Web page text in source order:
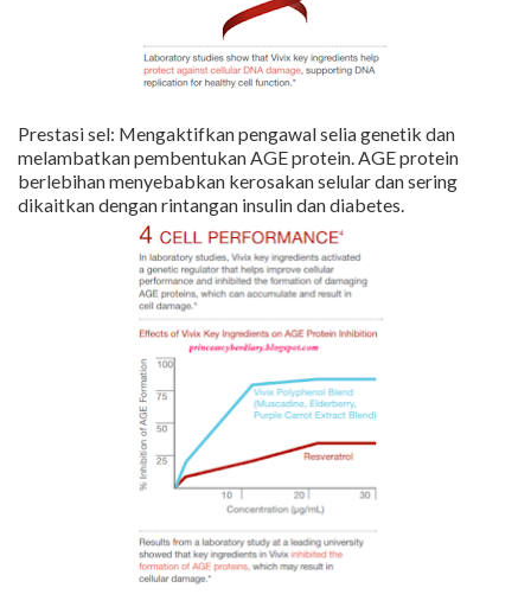
Prestasi sel: Mengaktifkan pengawal selia genetik dan
melambatkan pembentukan AGE protein. AGE protein
berlebihan menyebabkan kerosakan selular dan sering
dikaitkan dengan rintangan insulin dan diabetes.